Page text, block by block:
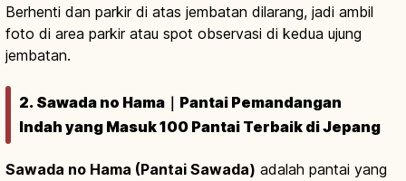
Berhenti dan parkir di atas jembatan dilarang, jadi ambil
foto di area parkir atau spot observasi di kedua ujung
jembatan.
2. Sawada no Hama｜Pantai Pemandangan
Indah yang Masuk 100 Pantai Terbaik di Jepang
Sawada no Hama (Pantai Sawada) adalah pantai yang